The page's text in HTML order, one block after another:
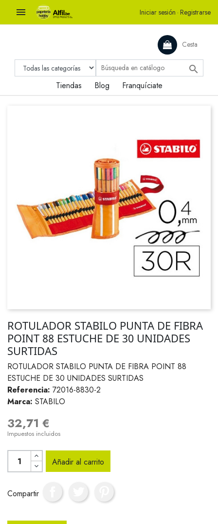
 Iniciar sesión · Registrarse
Cesta

Tiendas Blog Franquíciate
ROTULADOR STABILO PUNTA DE FIBRA
POINT 88 ESTUCHE DE 30 UNIDADES
SURTIDAS
ROTULADOR STABILO PUNTA DE FIBRA POINT 88
ESTUCHE DE 30 UNIDADES SURTIDAS
Referencia: 72016-8830-2
Marca: STABILO
32,71 €
Impuestos incluidos
Añadir al carrito
Compartir